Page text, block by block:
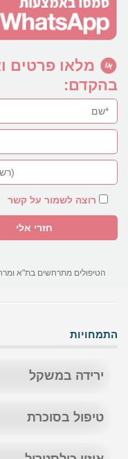
מלאו פרטים
בהקדם:
רוצה לשמור על קשר
הטיפולים מתרחשים בת"א
התמחויות
ירידה במשקל
טיפול בסוכרת